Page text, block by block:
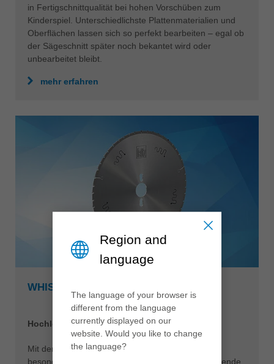
in Fertigschnittqualität bei hohen Vorschüben zum
Kinderspiel. Unterschiedlichste Plattenmaterialien und
Oberflächen lassen sich so perfekt bearbeiten – egal ob
der Sägeschnitt später noch bekantet wird oder
unbearbeitet bleibt.
mehr erfahren
WHISPERCUT KREISSÄGEBLATT
Hochleistung im Flüsterton
Mit dem WhisperCut Kreissägeblatt hat Leitz eine
besonders anwenderfreundliche und zukunftsweisende
Region and
language
The language of your browser is
different from the language
currently displayed on our
website. Would you like to change
the language?